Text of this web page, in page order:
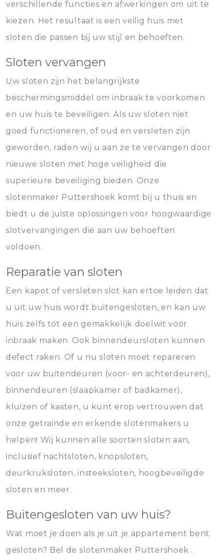
verschillende functies en afwerkingen om uit te
kiezen. Het resultaat is een veilig huis met
sloten die passen bij uw stijl en behoeften.
Sloten vervangen
Uw sloten zijn het belangrijkste
beschermingsmiddel om inbraak te voorkomen
en uw huis te beveiligen. Als uw sloten niet
goed functioneren, of oud en versleten zijn
geworden, raden wij u aan ze te vervangen door
nieuwe sloten met hoge veiligheid die
superieure beveiliging bieden. Onze
slotenmaker Puttershoek komt bij u thuis en
biedt u de juiste oplossingen voor hoogwaardige
slotvervangingen die aan uw behoeften
voldoen.
Reparatie van sloten
Een kapot of versleten slot kan ertoe leiden dat
u uit uw huis wordt buitengesloten, en kan uw
huis zelfs tot een gemakkelijk doelwit voor
inbraak maken. Ook binnendeursloten kunnen
defect raken. Of u nu sloten moet repareren
voor uw buitendeuren (voor- en achterdeuren),
binnendeuren (slaapkamer of badkamer),
kluizen of kasten, u kunt erop vertrouwen dat
onze getrainde en erkende slotenmakers u
helpen! Wij kunnen alle soorten sloten aan,
inclusief nachtsloten, knopsloten,
deurkruksloten, insteeksloten, hoogbeveiligde
sloten en meer.
Buitengesloten van uw huis?
Wat moet je doen als je uit je appartement bent
gesloten? Bel de slotenmaker Puttershoek .